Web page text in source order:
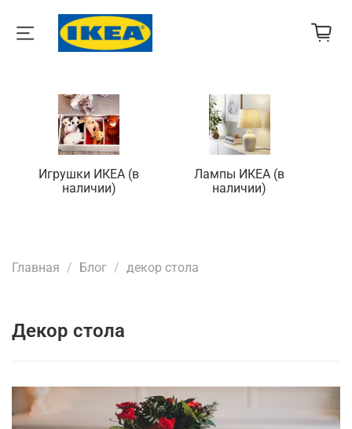
Игрушки ИКЕА (в
наличии)
Лампы ИКЕА (в
наличии)
Главная Блог декор стола
декор стола